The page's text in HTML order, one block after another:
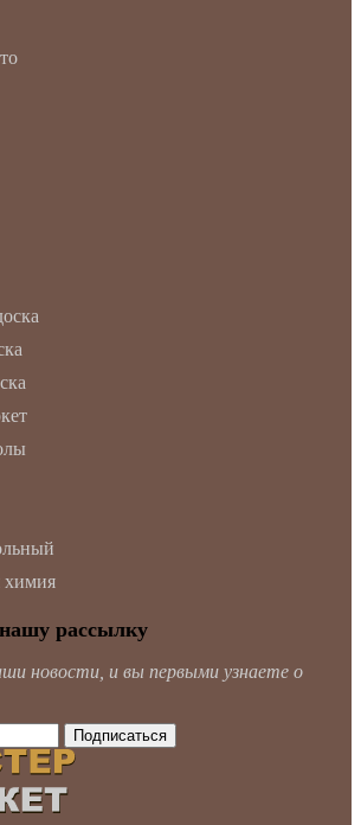
химия
рассылку
новости, и вы первыми узнаете о